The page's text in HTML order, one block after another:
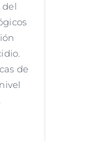
del
de